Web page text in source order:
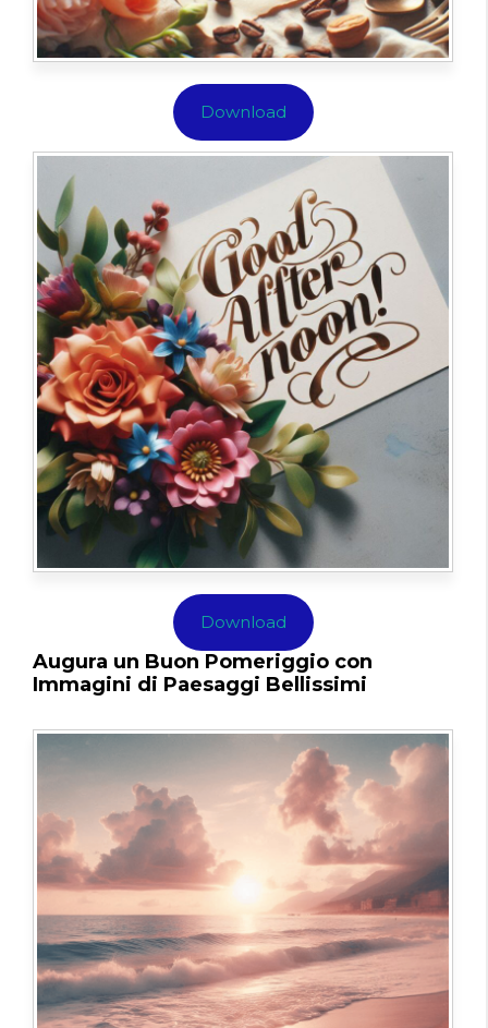
Download
Download
Augura un Buon Pomeriggio con
Immagini di Paesaggi Bellissimi